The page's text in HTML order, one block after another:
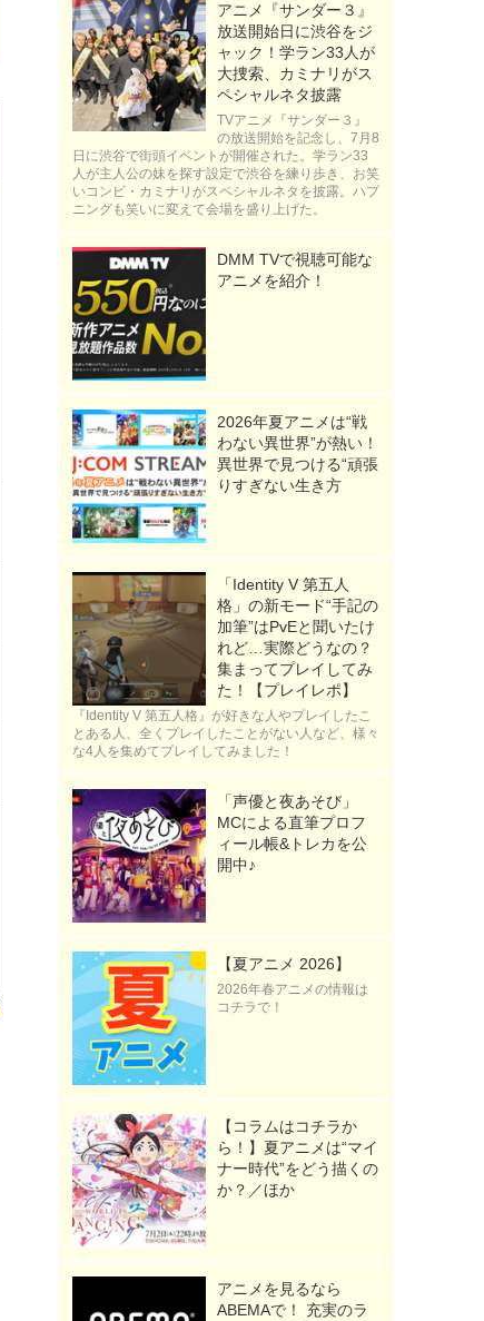
アニメ『サンダー３』
放送開始日に渋谷をジ
ャック！学ラン33人が
大捜索、カミナリがス
ペシャルネタ披露
TVアニメ『サンダー３』
の放送開始を記念し、7月8
日に渋谷で街頭イベントが開催された。学ラン33
人が主人公の妹を探す設定で渋谷を練り歩き、お笑
いコンビ・カミナリがスペシャルネタを披露。ハプ
ニングも笑いに変えて会場を盛り上げた。
DMM TVで視聴可能な
アニメを紹介！
2026年夏アニメは“戦
わない異世界”が熱い！
異世界で見つける“頑張
りすぎない生き方
「Identity V 第五人
格」の新モード“手記の
加筆”はPvEと聞いたけ
れど…実際どうなの？
集まってプレイしてみ
た！【プレイレポ】
『Identity V 第五人格』が好きな人やプレイしたこ
とある人、全くプレイしたことがない人など、様々
な4人を集めてプレイしてみました！
「声優と夜あそび」
MCによる直筆プロフ
ィール帳&トレカを公
開中♪
【夏アニメ 2026】
2026年春アニメの情報は
コチラで！
【コラムはコチラか
ら！】夏アニメは“マイ
ナー時代”をどう描くの
か？／ほか
アニメを見るなら
ABEMAで！ 充実のラ